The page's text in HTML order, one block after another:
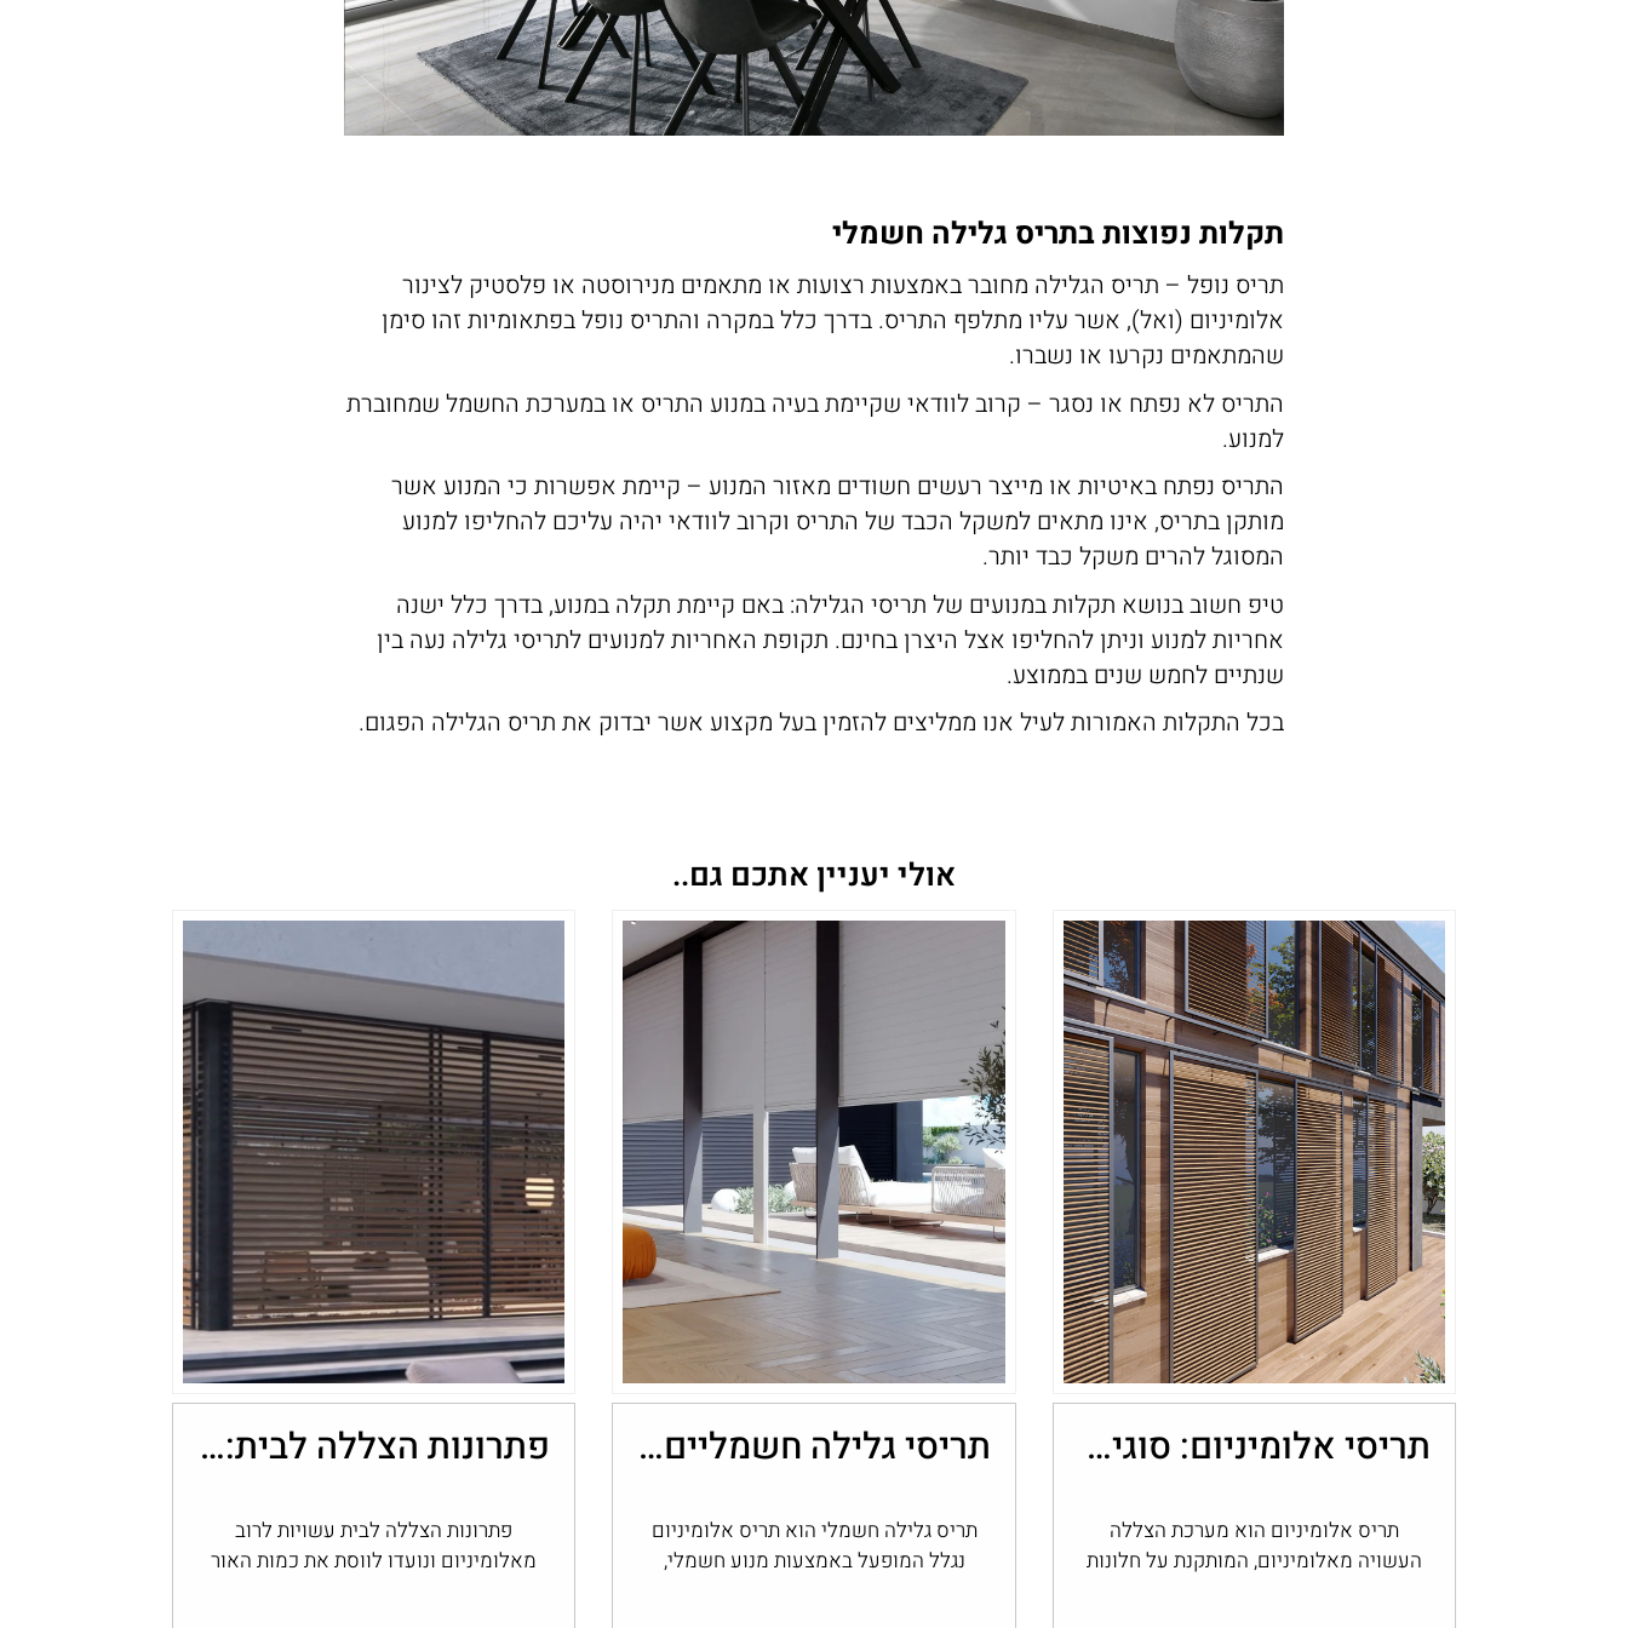
תקלות נפוצות בתריס גלילה חשמלי
תריס נופל – תריס הגלילה מחובר באמצעות רצועות או מתאמים מנירוסטה או פלסטיק לצינור
אלומיניום (ואל), אשר עליו מתלפף התריס. בדרך כלל במקרה והתריס נופל בפתאומיות זהו סימן
שהמתאמים נקרעו או נשברו.
התריס לא נפתח או נסגר – קרוב לוודאי שקיימת בעיה במנוע התריס או במערכת החשמל שמחוברת
למנוע.
התריס נפתח באיטיות או מייצר רעשים חשודים מאזור המנוע – קיימת אפשרות כי המנוע אשר
מותקן בתריס, אינו מתאים למשקל הכבד של התריס וקרוב לוודאי יהיה עליכם להחליפו למנוע
המסוגל להרים משקל כבד יותר.
טיפ חשוב בנושא תקלות במנועים של תריסי הגלילה: באם קיימת תקלה במנוע, בדרך כלל ישנה
אחריות למנוע וניתן להחליפו אצל היצרן בחינם. תקופת האחריות למנועים לתריסי גלילה נעה בין
שנתיים לחמש שנים בממוצע.
בכל התקלות האמורות לעיל אנו ממליצים להזמין בעל מקצוע אשר יבדוק את תריס הגלילה הפגום.
אולי יעניין אתכם גם..
תריסי אלומיניום: סוגים, יתרונות ובחירה לבית
תריס אלומיניום הוא מערכת הצללה
העשויה מאלומיניום, המותקנת על חלונות
תריסי גלילה חשמליים: נוחות, שליטה ובקרת אור בבית
תריס גלילה חשמלי הוא תריס אלומיניום
נגלל המופעל באמצעות מנוע חשמלי,
פתרונות הצללה לבית: שליטה בכמות האור עם מערכות אלומיניום
פתרונות הצללה לבית עשויות לרוב
מאלומיניום ונועדו לווסת את כמות האור